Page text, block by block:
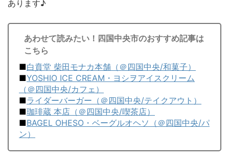
あります♪
あわせて読みたい！四国中央市のおすすめ記事は
こちら
■白賁堂 柴田モナカ本舗（＠四国中央/和菓子）
■YOSHIO ICE CREAM・ヨシヲアイスクリーム
（＠四国中央/カフェ）
■ライダーバーガー（＠四国中央/テイクアウト）
■珈琲蔵 本店（＠四国中央/喫茶店）
■BAGEL OHESO・ベーグルオヘソ（＠四国中央/パ
ン）